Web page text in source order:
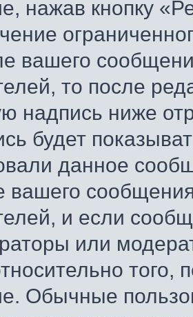
нажав кнопку
вашего
то после
надпись ниже
будет
данное
вашего
и если
или
Обычные